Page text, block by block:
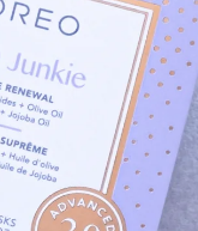
Mis dispositivos
Mis pedidos
Mis direcciones
suscripciones
Español
Português
Русский
繁體中文